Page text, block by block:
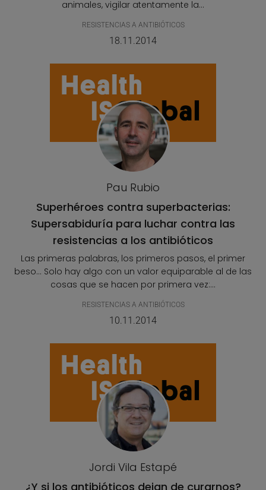
animales, vigilar atentamente la...
RESISTENCIAS A ANTIBIÓTICOS
18.11.2014
Pau Rubio
Superhéroes contra superbacterias:
Supersabiduría para luchar contra las
resistencias a los antibióticos
Las primeras palabras, los primeros pasos, el primer
beso... Solo hay algo con un valor equiparable al de las
cosas que se hacen por primera vez:...
RESISTENCIAS A ANTIBIÓTICOS
10.11.2014
Jordi Vila Estapé
¿Y si los antibióticos dejan de curarnos?